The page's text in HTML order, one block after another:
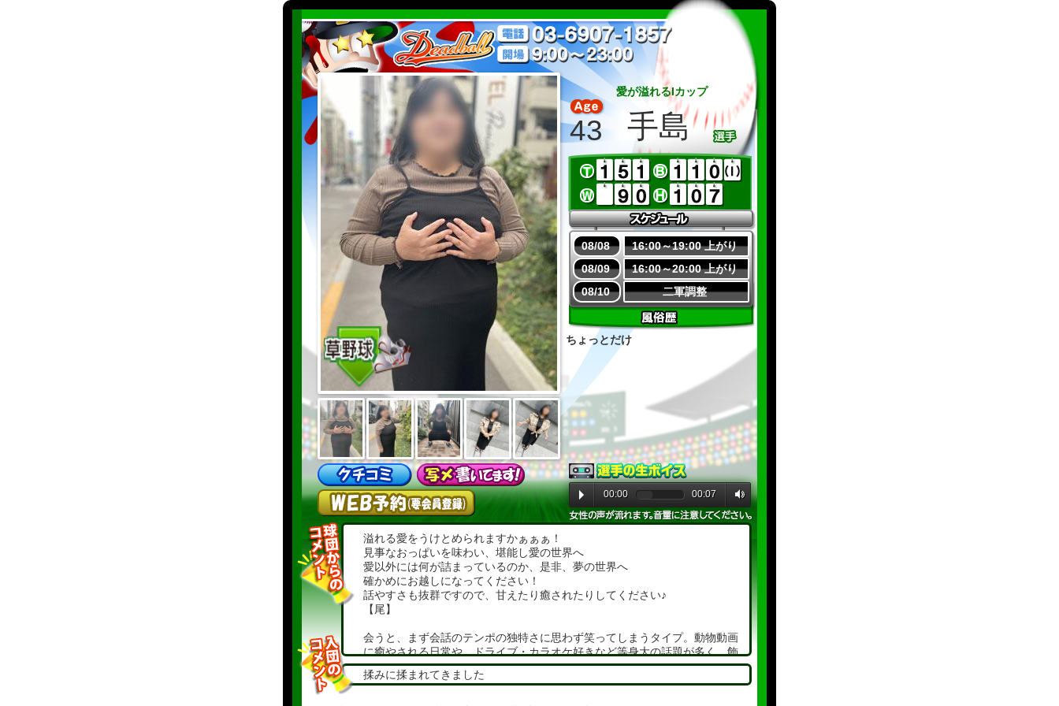
愛が溢れるIカップ
43 手島
08/08
16:00～19:00 上がり
08/09
16:00～20:00 上がり
08/10
二軍調整
ちょっとだけ
00:00 00:07
溢れる愛をうけとめられますかぁぁぁ！
見事なおっぱいを味わい、堪能し愛の世界へ
愛以外には何が詰まっているのか、是非、夢の世界へ
確かめにお越しになってください！
話やすさも抜群ですので、甘えたり癒されたりしてください♪
【尾】
会うと、まず会話のテンポの独特さに思わず笑ってしまうタイプ。動物動画
に癒やされる日常や、ドライブ・カラオケ好きなど等身大の話題が多く、飾
らない空気で自然と距離が縮まります。気取らず過ごしたい時間に、ぜひ一
度お会いください。
揉みに揉まれてきました